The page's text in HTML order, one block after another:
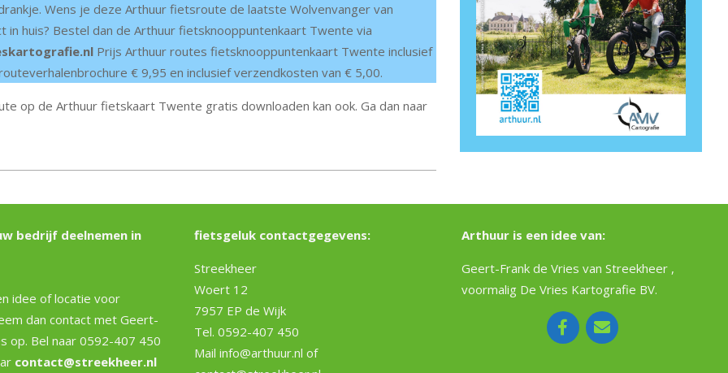
Wens je deze Arthuur fietsroute de laatste Wolvenvanger van
in huis? Bestel dan de Arthuur fietsknooppuntenkaart Twente via
Prijs Arthuur routes fietsknooppuntenkaart Twente inclusief
€ 9,95 en inclusief verzendkosten van € 5,00.
op de Arthuur fietskaart Twente gratis downloaden kan ook. Ga dan naar
bedrijf deelnemen in
idee of locatie voor
dan contact met Geert-
op. Bel naar 0592-407 450
contact@streekheer.nl
fietsgeluk contactgegevens:
Streekheer
Woert 12
7957 EP de Wijk
Tel. 0592-407 450
Mail info@arthuur.nl of
Arthuur is een idee van:
Geert-Frank de Vries van Streekheer ,
voormalig De Vries Kartografie BV.